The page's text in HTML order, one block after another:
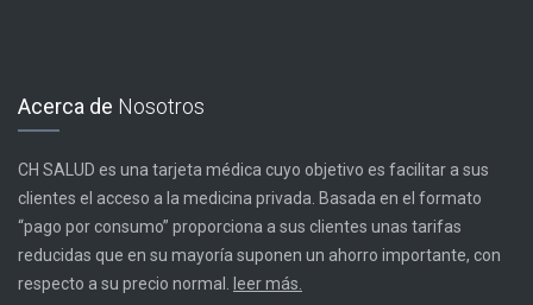
Acerca de Nosotros
CH SALUD es una tarjeta médica cuyo objetivo es facilitar a sus
clientes el acceso a la medicina privada. Basada en el formato
“pago por consumo” proporciona a sus clientes unas tarifas
reducidas que en su mayoría suponen un ahorro importante, con
respecto a su precio normal.
leer más.